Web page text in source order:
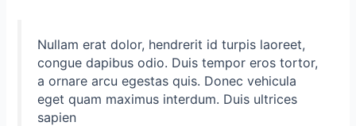
Nullam erat dolor, hendrerit id turpis laoreet,
congue dapibus odio. Duis tempor eros tortor,
a ornare arcu egestas quis. Donec vehicula
eget quam maximus interdum. Duis ultrices
sapien